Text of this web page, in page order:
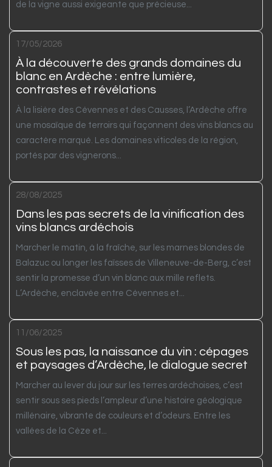
de la vigne aussi exigeante que précieuse...
17/05/2026
À la découverte des grands domaines du
blanc en Ardèche : entre lumière,
contrastes et révélations
À la lisière des Cévennes et des Causses, l’Ardèche offre
une mosaïque de terroirs qui façonnent des vins blancs au
caractère marqué. Les domaines viticoles de la région,
portés par des vignerons...
28/08/2025
Dans les pas secrets de la vinification des
vins blancs ardéchois
Marcher le matin, à la fraîche, sur les marnes blondes de
Balazuc ou longer les faïsses de Villeneuve-de-Berg, c’est
sentir la promesse d’un vin blanc aux mille reflets.
L’Ardèche, enclavée entre Cévennes et...
11/06/2025
Sous les pas, la naissance du vin : cépages
et paysages d’Ardèche, le dialogue secret
Marcher au lever du jour sur les terres ardéchoises, c’est
sentir sous ses pieds l’ampleur d’une histoire géologique
millénaire, vibrante de couleurs et d’odeurs. Entre les
vallées de la Cèze et...